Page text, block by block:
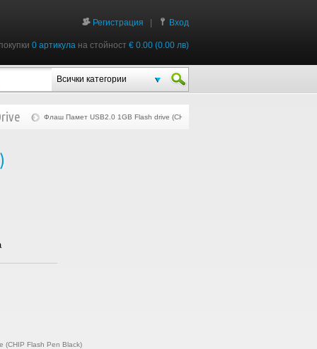
Регистрация Вход
0 артикула на стойност € 0.00 (0.00 лв)
Всички категории
Флаш Памет USB2.0 1GB Flash drive (CHIP Flash Pen Black)
Flash Pen Black)